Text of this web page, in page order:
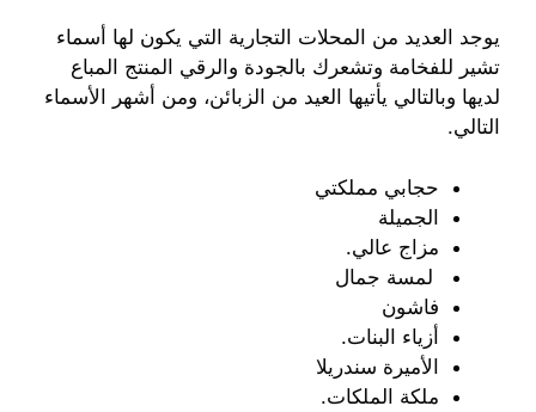
يوجد العديد من المحلات التجارية التي يكون لها أسماء
تشير للفخامة وتشعرك بالجودة والرقي المنتج المباع
لديها وبالتالي يأتيها العيد من الزبائن، ومن أشهر الأسماء
التالي.
حجابي مملكتي
الجميلة
مزاج عالي.
لمسة جمال
فاشون
أزياء البنات.
الأميرة سندريلا
ملكة الملكات.